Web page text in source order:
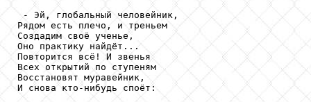
- Эй, глобальный человейник,
Рядом есть плечо, и треньем
Создадим своё ученье,
Оно практику найдёт...
Повторится всё! И звенья
Всех открытий по ступеням
Восстановят муравейник,
И снова кто-нибудь споёт: